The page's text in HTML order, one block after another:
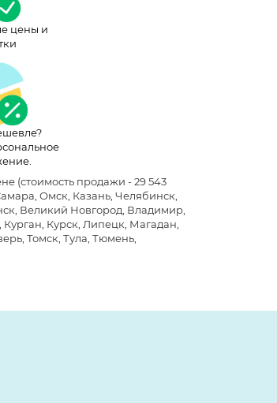
цены и
(стоимость продажи - 29 543
Омск, Казань, Челябинск,
Великий Новгород, Владимир,
Курск, Липецк, Магадан,
Томск, Тула, Тюмень,